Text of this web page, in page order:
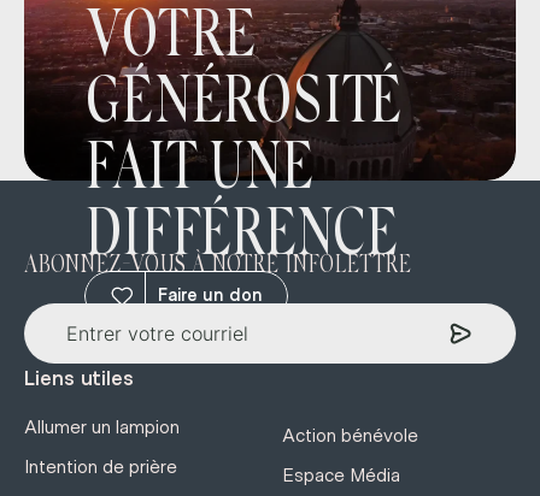
VOTRE
GÉNÉROSITÉ
FAIT UNE
DIFFÉRENCE
Faire un don
ABONNEZ-VOUS À NOTRE INFOLETTRE
Liens utiles
Allumer un lampion
Intention de prière
Action bénévole
Espace Média